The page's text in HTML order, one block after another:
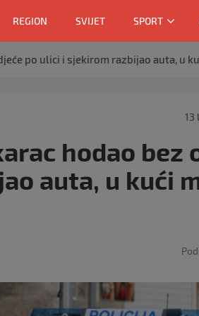
REGION SVIJET SPORT
po ulici i sjekirom razbijao auta, u
13
hodao bez
auta, u kući